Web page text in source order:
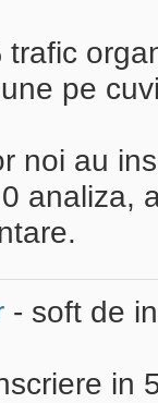
trafic
pe
noi au
analiza,
- soft de
in